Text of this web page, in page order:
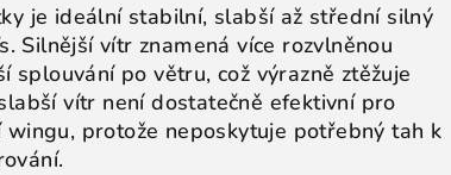
je ideální stabilní, slabší až střední silný
Silnější vítr znamená více rozvlněnou
splouvání po větru, což výrazně ztěžuje
vítr není dostatečně efektivní pro
wingu, protože neposkytuje potřebný tah k